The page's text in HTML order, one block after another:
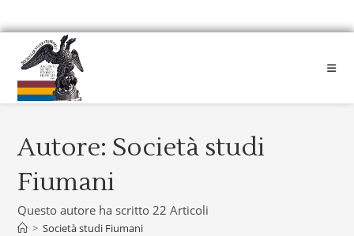
Autore: Società studi
Fiumani
Questo autore ha scritto 22 Articoli
> Società studi Fiumani